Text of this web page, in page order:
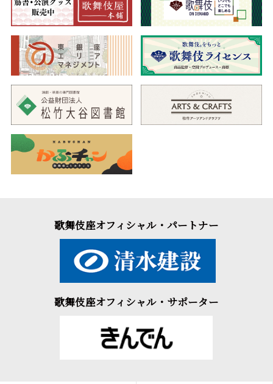
歌舞伎座オフィシャル・パートナー
歌舞伎座オフィシャル・サポーター